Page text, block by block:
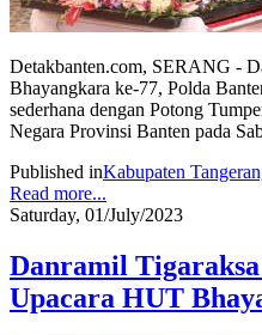
Detakbanten.com, SERANG -
Bhayangkara ke-77, Polda
sederhana dengan Potong
Negara Provinsi Banten pada
Published inKabupaten
Read more...
Saturday, 01/July/2023
Danramil
Upacara HUT